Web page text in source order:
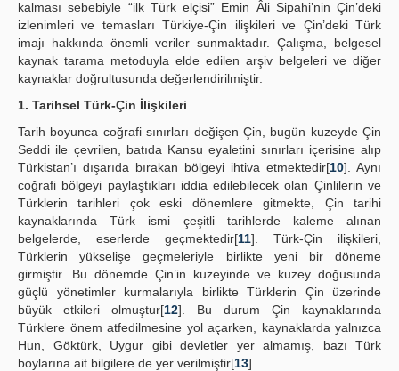
kalması sebebiyle “ilk Türk elçisi” Emin Âli Sipahi’nin Çin’deki
izlenimleri ve temasları Türkiye-Çin ilişkileri ve Çin’deki Türk
imajı hakkında önemli veriler sunmaktadır. Çalışma, belgesel
kaynak tarama metoduyla elde edilen arşiv belgeleri ve diğer
kaynaklar doğrultusunda değerlendirilmiştir.
1. Tarihsel Türk-Çin İlişkileri
Tarih boyunca coğrafi sınırları değişen Çin, bugün kuzeyde Çin
Seddi ile çevrilen, batıda Kansu eyaletini sınırları içerisine alıp
Türkistan’ı dışarıda bırakan bölgeyi ihtiva etmektedir[10]. Aynı
coğrafi bölgeyi paylaştıkları iddia edilebilecek olan Çinlilerin ve
Türklerin tarihleri çok eski dönemlere gitmekte, Çin tarihi
kaynaklarında Türk ismi çeşitli tarihlerde kaleme alınan
belgelerde, eserlerde geçmektedir[11]. Türk-Çin ilişkileri,
Türklerin yükselişe geçmeleriyle birlikte yeni bir döneme
girmiştir. Bu dönemde Çin’in kuzeyinde ve kuzey doğusunda
güçlü yönetimler kurmalarıyla birlikte Türklerin Çin üzerinde
büyük etkileri olmuştur[12]. Bu durum Çin kaynaklarında
Türklere önem atfedilmesine yol açarken, kaynaklarda yalnızca
Hun, Göktürk, Uygur gibi devletler yer almamış, bazı Türk
boylarına ait bilgilere de yer verilmiştir[13].